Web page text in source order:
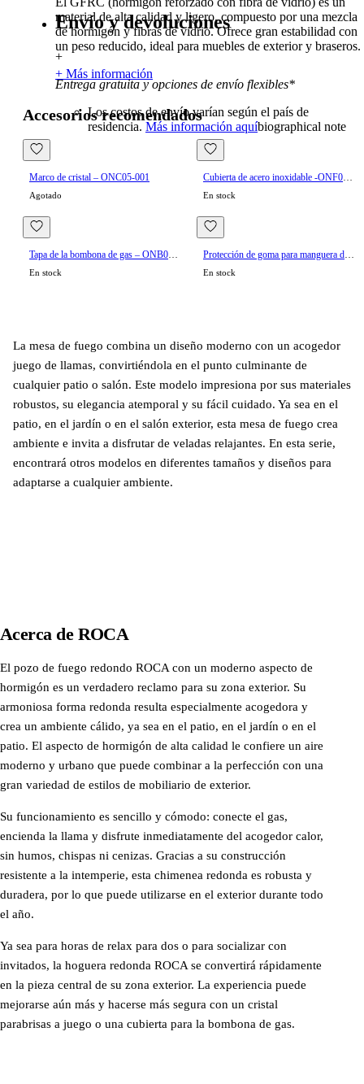
material de alta calidad y ligero, compuesto por una mezcla
de hormigón y fibras de vidrio. Ofrece gran estabilidad con
un peso reducido, ideal para muebles de exterior y braseros.
+ Más información
Envío y devoluciones
+
Entrega gratuita y opciones de envío flexibles*
Los costos de envío varían según el país de
residencia. Más información aquíbiographical note
Accesorios recomendados
Marco de cristal – ONC05-001
Agotado En stock
En stock En stock
La mesa de fuego combina un diseño moderno con un acogedor
juego de llamas, convirtiéndola en el punto culminante de
cualquier patio o salón. Este modelo impresiona por sus materiales
robustos, su elegancia atemporal y su fácil cuidado. Ya sea en el
patio, en el jardín o en el salón exterior, esta mesa de fuego crea
ambiente e invita a disfrutar de veladas relajantes. En esta serie,
encontrará otros modelos en diferentes tamaños y diseños para
adaptarse a cualquier ambiente.
Acerca de ROCA
El pozo de fuego redondo ROCA con un moderno aspecto de
hormigón es un verdadero reclamo para su zona exterior. Su
armoniosa forma redonda resulta especialmente acogedora y
crea un ambiente cálido, ya sea en el patio, en el jardín o en el
patio. El aspecto de hormigón de alta calidad le confiere un aire
moderno y urbano que puede combinar a la perfección con una
gran variedad de estilos de mobiliario de exterior.
Su funcionamiento es sencillo y cómodo: conecte el gas,
encienda la llama y disfrute inmediatamente del acogedor calor,
sin humos, chispas ni cenizas. Gracias a su construcción
resistente a la intemperie, esta chimenea redonda es robusta y
duradera, por lo que puede utilizarse en el exterior durante todo
el año.
Ya sea para horas de relax para dos o para socializar con
invitados, la hoguera redonda ROCA se convertirá rápidamente
en la pieza central de su zona exterior. La experiencia puede
mejorarse aún más y hacerse más segura con un cristal
parabrisas a juego o una cubierta para la bombona de gas.